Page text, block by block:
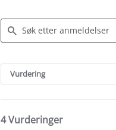
Reviews
Vurdering
4 Vurderinger